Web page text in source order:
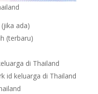
ada)
(terbaru)
di Thailand
id keluarga di Thailand